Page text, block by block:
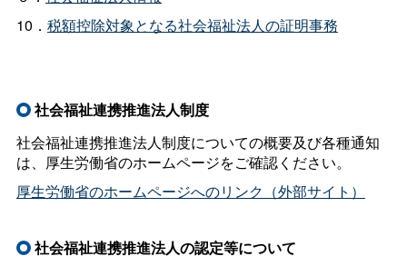
10． 税額控除対象となる社会福祉法人の証明事務
社会福祉連携推進法人制度
社会福祉連携推進法人制度についての概要及び各種通知
は、厚生労働省のホームページをご確認ください。
厚生労働省のホームページへのリンク（外部サイト）
社会福祉連携推進法人の認定等について